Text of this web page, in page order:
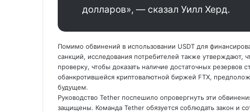
долларов», — сказал Уилл Херд.
Помимо обвинений в использовании USDT для
санкций, исследования потребителей также утверждают,
проверку, чтобы доказать наличие достаточных резервов
обанкротившейся криптовалютной биржей FTX,
будущем.
Руководство Tether поспешило опровергнуть эти
защищены. Команда Tether обязуется соблюдать закон и